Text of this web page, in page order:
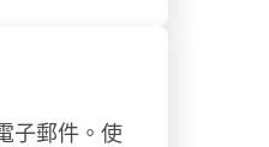
子郵件。使